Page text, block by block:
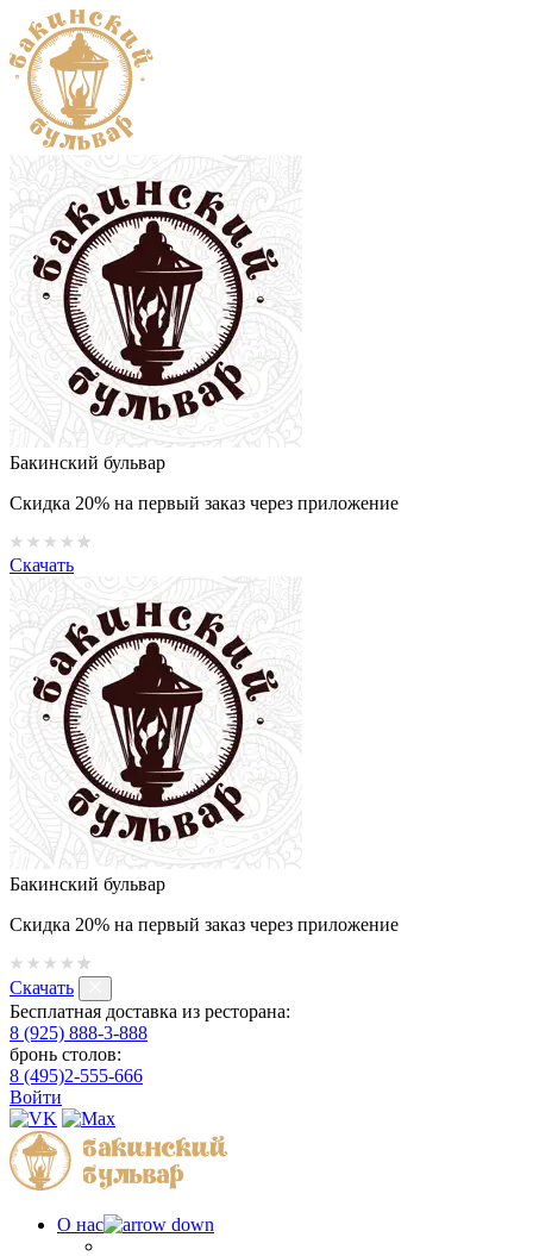
Бакинский бульвар
Скидка 20% на первый заказ через приложение
Скачать
Бакинский бульвар
Скидка 20% на первый заказ через приложение
Скачать
Бесплатная доставка из ресторана:
8 (925) 888-3-888
бронь столов:
8 (495)2-555-666
Войти
О нас